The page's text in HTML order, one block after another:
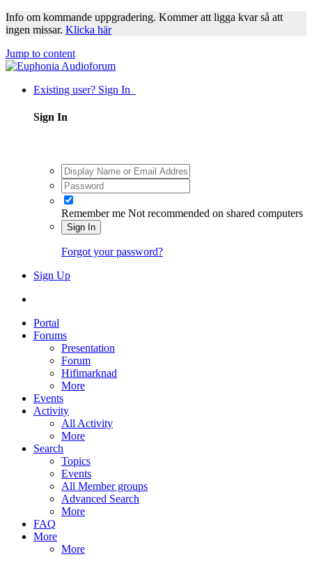
Info om kommande uppgradering. Kommer att ligga kvar så att
ingen missar. Klicka här
Jump to content
Existing user? Sign In
Sign In
Remember me Not recommended on shared computers
Sign In
Forgot your password?
Sign Up
Portal
Forums
Presentation
Forum
Hifimarknad
More
Events
Activity
All Activity
More
Search
Topics
Events
All Member groups
Advanced Search
More
FAQ
More
More